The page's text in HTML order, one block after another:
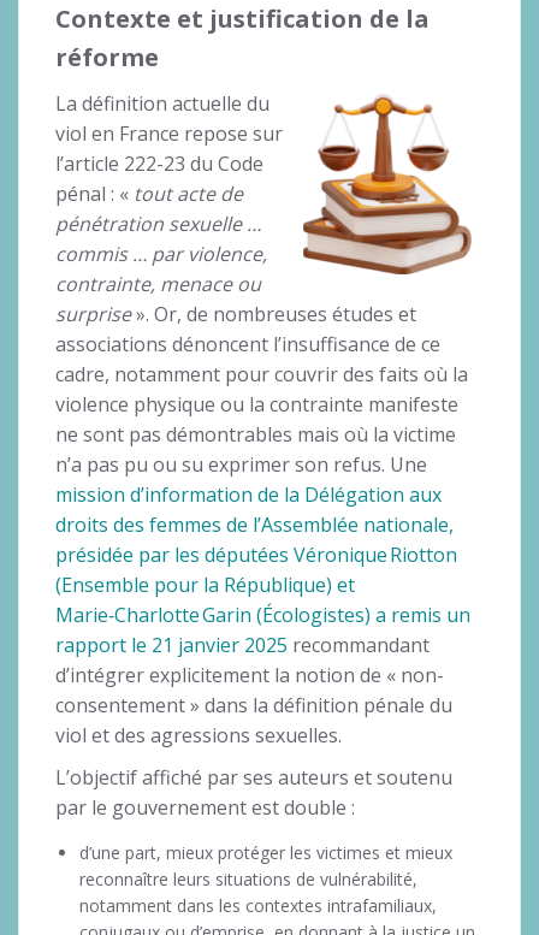
Contexte et justification de la
réforme
La définition actuelle du
viol en France repose sur
l’article 222-23 du Code
pénal : « tout acte de
pénétration sexuelle …
commis … par violence,
contrainte, menace ou
surprise». Or, de nombreuses études et
associations dénoncent l’insuffisance de ce
cadre, notamment pour couvrir des faits où la
violence physique ou la contrainte manifeste
ne sont pas démontrables mais où la victime
n’a pas pu ou su exprimer son refus. Une
mission d’information de la Délégation aux
droits des femmes de l’Assemblée nationale,
présidée par les députées Véronique Riotton
(Ensemble pour la République) et
Marie‑Charlotte Garin (Écologistes) a remis un
rapport le 21 janvier 2025 recommandant
d’intégrer explicitement la notion de « non-
consentement » dans la définition pénale du
viol et des agressions sexuelles.
L’objectif affiché par ses auteurs et soutenu
par le gouvernement est double :
d’une part, mieux protéger les victimes et mieux
reconnaître leurs situations de vulnérabilité,
notamment dans les contextes intrafamiliaux,